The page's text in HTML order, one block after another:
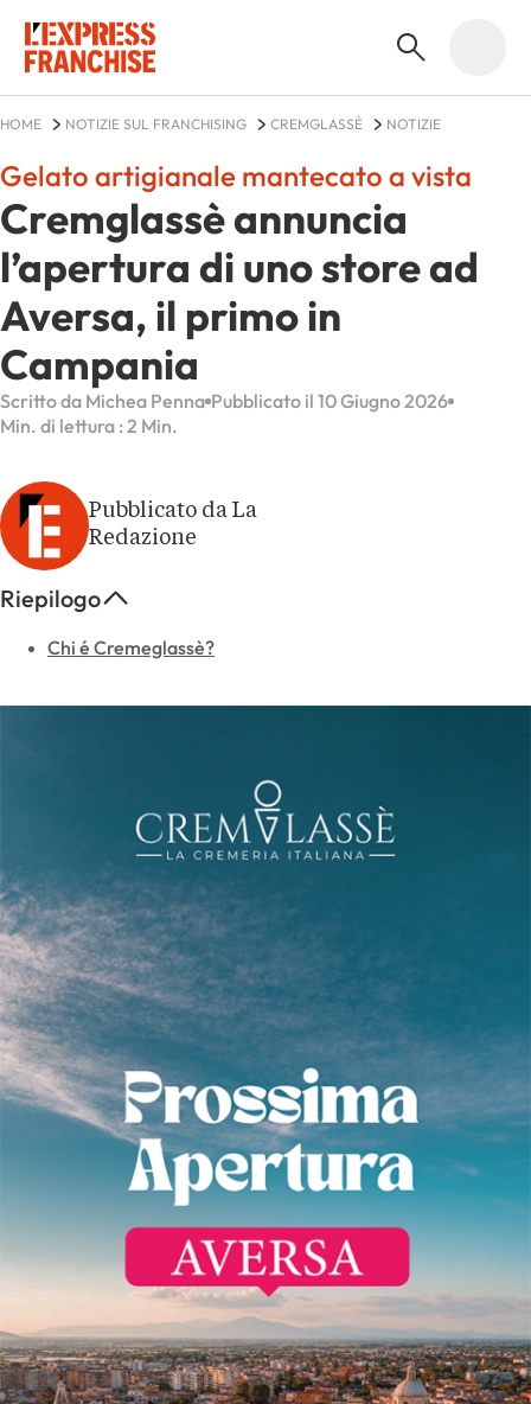
HOME NOTIZIE SUL FRANCHISING CREMGLASSÈ NOTIZIE
Cremglassè annuncia
l’apertura di uno store ad
Aversa, il primo in
Campania
Gelato artigianale mantecato a vista
Scritto da Michea Penna Pubblicato il 10 Giugno 2026
Min. di lettura : 2 Min.
Pubblicato da La
Redazione
Riepilogo
Chi é Cremeglassè?